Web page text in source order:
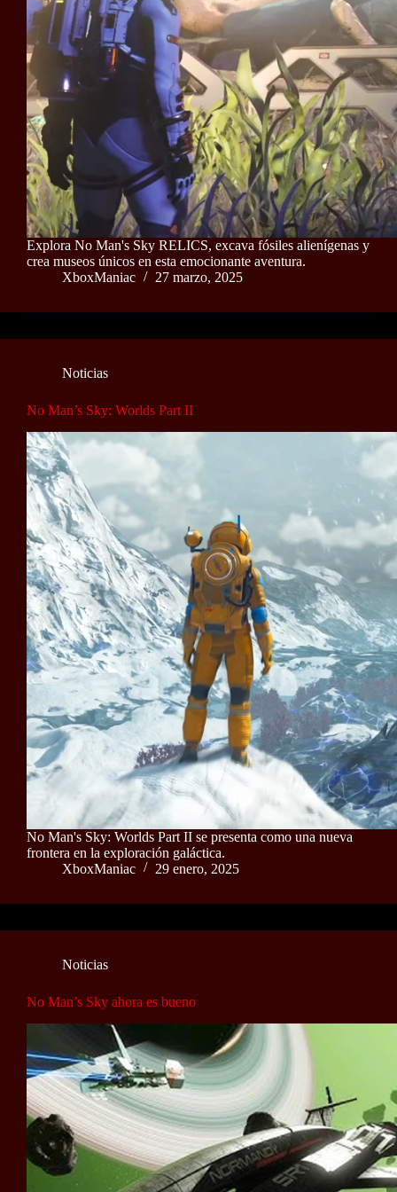
Explora No Man's Sky RELICS, excava fósiles alienígenas y
crea museos únicos en esta emocionante aventura.
XboxManiac
27 marzo, 2025
Noticias
No Man’s Sky: Worlds Part II
No Man's Sky: Worlds Part II se presenta como una nueva
frontera en la exploración galáctica.
XboxManiac
29 enero, 2025
Noticias
No Man’s Sky ahora es bueno